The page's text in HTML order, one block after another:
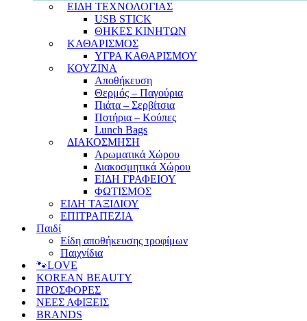
ΕΙΔΗ ΤΕΧΝΟΛΟΓΙΑΣ
USB STICK
ΘΗΚΕΣ ΚΙΝΗΤΩΝ
ΚΑΘΑΡΙΣΜΟΣ
ΥΓΡΑ ΚΑΘΑΡΙΣΜΟΥ
ΚΟΥΖΙΝΑ
Αποθήκευση
Θερμός – Παγούρια
Πιάτα – Σερβίτσια
Ποτήρια – Κούπες
Lunch Bags
ΔΙΑΚΟΣΜΗΣΗ
Αρωματικά Χώρου
Διακοσμητικά Χώρου
ΕΙΔΗ ΓΡΑΦΕΙΟΥ
ΦΩΤΙΣΜΟΣ
ΕΙΔΗ ΤΑΞΙΔΙΟΥ
ΕΠΙΤΡΑΠΕΖΙΑ
Παιδί
Είδη αποθήκευσης τροφίμων
Παιχνίδια
🐾LOVE
KOREAN BEAUTY
ΠΡΟΣΦΟΡΕΣ
ΝΕΕΣ ΑΦΙΞΕΙΣ
BRANDS